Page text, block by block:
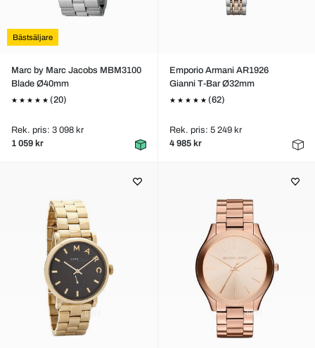
Bästsäljare
Marc by Marc Jacobs MBM3100
Blade Ø40mm
(20)
Rek. pris: 3 098 kr
1 059 kr
Emporio Armani AR1926
Gianni T-Bar Ø32mm
(62)
Rek. pris: 5 249 kr
4 985 kr